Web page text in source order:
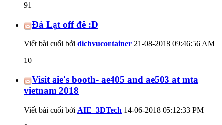
91
Đà Lạt off đê :D
Viết bài cuối bởi dichvucontainer 21-08-2018 09:46:56 AM
10
Visit aie's booth- ae405 and ae503 at mta
vietnam 2018
Viết bài cuối bởi AIE_3DTech 14-06-2018 05:12:33 PM